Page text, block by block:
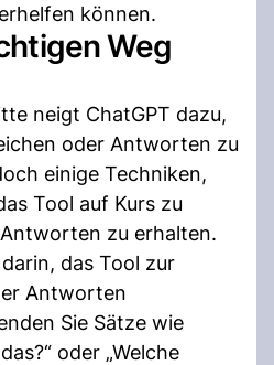
können.
Weg
neigt ChatGPT dazu,
oder Antworten zu
einige Techniken,
Tool auf Kurs zu
zu erhalten.
das Tool zur
Antworten
Sie Sätze wie
oder „Welche